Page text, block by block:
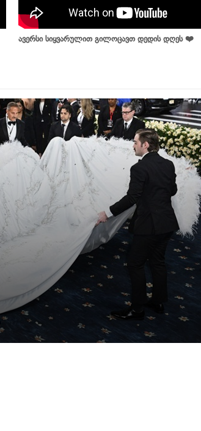
ავერსი სიყვარულით გილოცავთ დედის დღეს ❤️